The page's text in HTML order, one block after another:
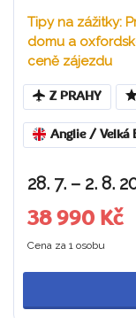
Tipy na zážitky:
domu a
ceně zájezdu
Z PRAHY
Anglie / Velká
28. 7. – 2. 8.
38 990 Kč
Cena za 1 osobu